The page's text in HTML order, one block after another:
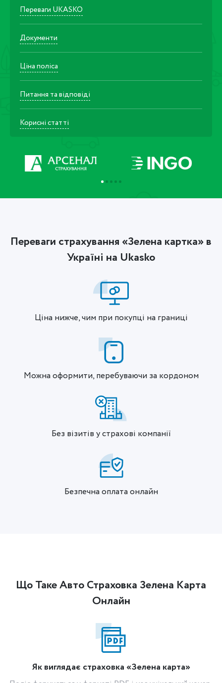
Переваги UKASKO
Документи
Ціна поліса
Питання та відповіді
Корисні статті
Переваги страхування «Зелена картка» в
Україні на Ukasko
Ціна нижче, чим при покупці на границі
Можна оформити, перебуваючи за кордоном
Без візитів у страхові компанії
Безпечна оплата онлайн
Що Таке Авто Страховка Зелена Карта
Онлайн
Як виглядає страховка «Зелена карта»